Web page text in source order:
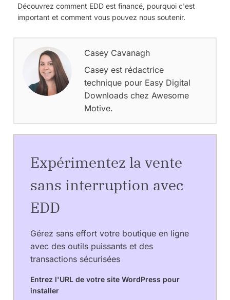
Découvrez comment EDD est financé, pourquoi c'est
important et comment vous pouvez nous soutenir.
Casey Cavanagh
Casey est rédactrice
technique pour Easy Digital
Downloads chez Awesome
Motive.
Expérimentez la vente
sans interruption avec
EDD
Gérez sans effort votre boutique en ligne
avec des outils puissants et des
transactions sécurisées
Entrez l'URL de votre site WordPress pour
installer